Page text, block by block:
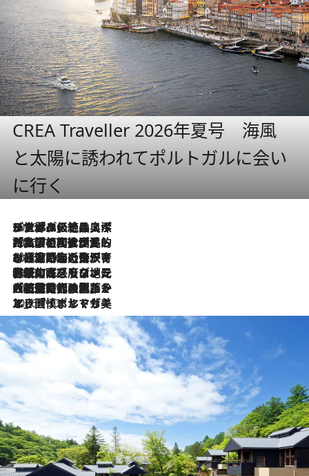
CREA Traveller 2026年夏号 海風
と太陽に誘われてポルトガルに会い
に行く
2026.8.8
リスボンの絶品スイーツ「パステル・デ・ナタ」とは？ポルトガル伝統の奥深い世界へ
2026.7.27
「私の祖国はポルトガル語です」国民的詩人フェルナンド・ペソアと、彼が愛した文学の街を歩く
2026.7.26
ポルトガル近海が育む極上の海の幸。キリリと冷えた白ワインと愉しむ、シーフード専門店の贅沢
2026.7.22
伝統の味をモダンに昇華。高感度な地元客が集う、リスボンの最旬ガストロノミー
2026.7.21
大航海時代の栄華から、震災、独裁、そして革命へ。ポルトガル・首都リスボンの石畳に刻まれた「歴史の光と影」
2026.7.13
エッセイ・ヤマザキマリ「慎ましくも美しき国 ポルトガル」